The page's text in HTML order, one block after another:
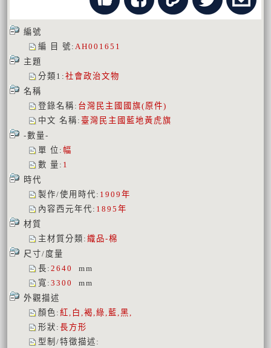
編號
編 目 號 : AH001651
主題
分類1 : 社會政治文物
名稱
登錄名稱 : 台灣民主國國旗(原件)
中文 名稱 : 臺灣民主國藍地黃虎旗
-數量-
單 位 : 幅
數 量 : 1
時代
製作/使用時代 : 1909年
內容西元年代 : 1895年
材質
主材質分類 : 織品-棉
尺寸/度量
長 : 2640
mm
寬 : 3300
mm
外觀描述
顏色 : 紅,白,褐,綠,藍,黑,
形狀 : 長方形
型制/特徵描述 :